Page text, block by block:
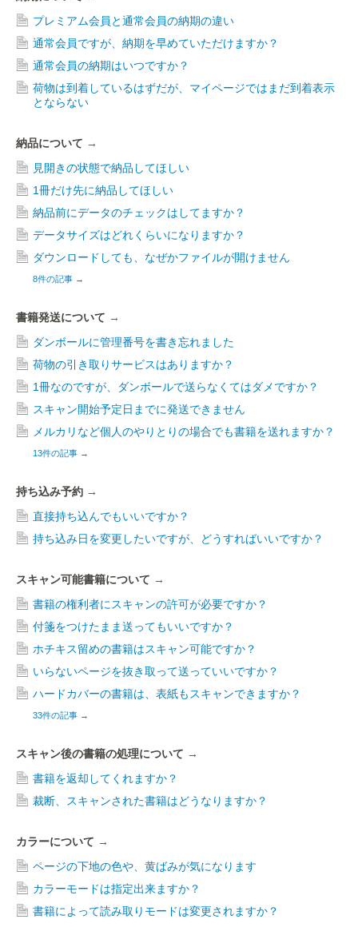
プレミアム会員と通常会員の納期の違い
通常会員ですが、納期を早めていただけますか？
通常会員の納期はいつですか？
荷物は到着しているはずだが、マイページではまだ到着表示
とならない
納品について →
見開きの状態で納品してほしい
1冊だけ先に納品してほしい
納品前にデータのチェックはしてますか？
データサイズはどれくらいになりますか？
ダウンロードしても、なぜかファイルが開けません
8件の記事 →
書籍発送について →
ダンボールに管理番号を書き忘れました
荷物の引き取りサービスはありますか？
1冊なのですが、ダンボールで送らなくてはダメですか？
スキャン開始予定日までに発送できません
メルカリなど個人のやりとりの場合でも書籍を送れますか？
13件の記事 →
持ち込み予約 →
直接持ち込んでもいいですか？
持ち込み日を変更したいですが、どうすればいいですか？
スキャン可能書籍について →
書籍の権利者にスキャンの許可が必要ですか？
付箋をつけたまま送ってもいいですか？
ホチキス留めの書籍はスキャン可能ですか？
いらないページを抜き取って送っていいですか？
ハードカバーの書籍は、表紙もスキャンできますか？
33件の記事 →
スキャン後の書籍の処理について →
書籍を返却してくれますか？
裁断、スキャンされた書籍はどうなりますか？
カラーについて →
ページの下地の色や、黄ばみが気になります
カラーモードは指定出来ますか？
書籍によって読み取りモードは変更されますか？